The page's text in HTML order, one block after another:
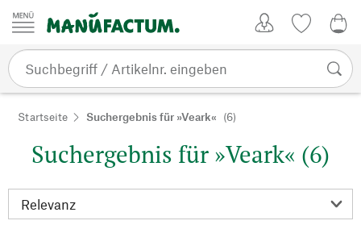
Zum Inhalt springen
Startseite Suchergebnis für »Veark« (6)
Suchergebnis für »Veark« (6)